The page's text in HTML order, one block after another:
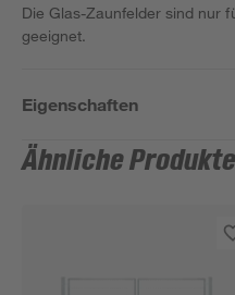
Die Glas-Zaunfelder sind nur
geeignet.
Eigenschaften
Ähnliche Produkte